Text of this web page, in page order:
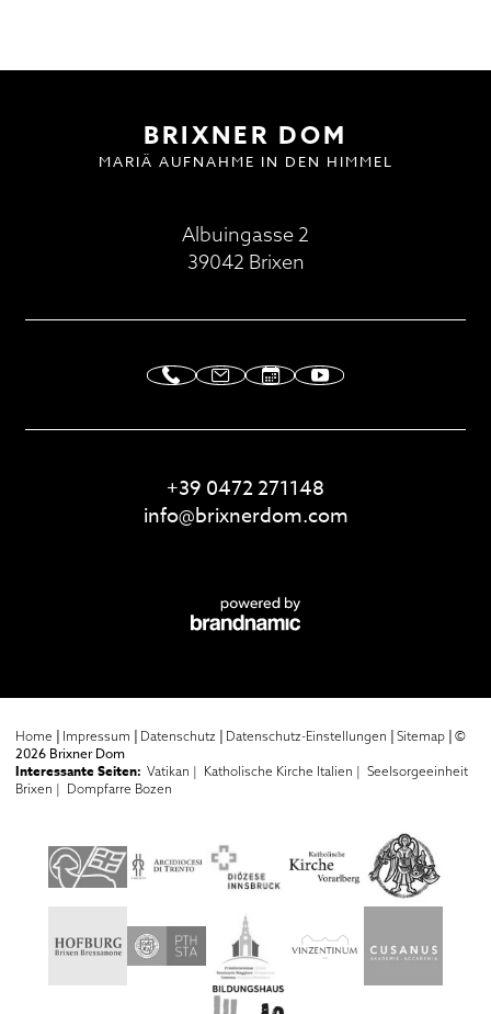
Multilingual Information FAQ
Neuigkeiten
BRIXNER DOM
MARIÄ AUFNAHME IN DEN HIMMEL
Albuingasse 2
39042 Brixen
+39 0472 271148
info@brixnerdom.com
Home | Impressum | Datenschutz | Datenschutz-Einstellungen | Sitemap |©
2026 Brixner Dom
Interessante Seiten: Vatikan | Katholische Kirche Italien | Seelsorgeeinheit
Brixen | Dompfarre Bozen